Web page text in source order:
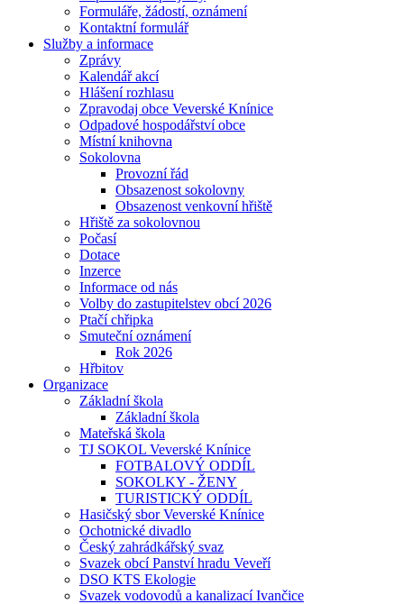
Formuláře, žádostí, oznámení
Kontaktní formulář
Služby a informace
Zprávy
Kalendář akcí
Hlášení rozhlasu
Zpravodaj obce Veverské Knínice
Odpadové hospodářství obce
Místní knihovna
Sokolovna
Provozní řád
Obsazenost sokolovny
Obsazenost venkovní hřiště
Hřiště za sokolovnou
Počasí
Dotace
Inzerce
Informace od nás
Volby do zastupitelstev obcí 2026
Ptačí chřipka
Smuteční oznámení
Rok 2026
Hřbitov
Organizace
Základní škola
Základní škola
Mateřská škola
TJ SOKOL Veverské Knínice
FOTBALOVÝ ODDÍL
SOKOLKY - ŽENY
TURISTICKÝ ODDÍL
Hasičský sbor Veverské Knínice
Ochotnické divadlo
Český zahrádkářský svaz
Svazek obcí Panství hradu Veveří
DSO KTS Ekologie
Svazek vodovodů a kanalizací Ivančice